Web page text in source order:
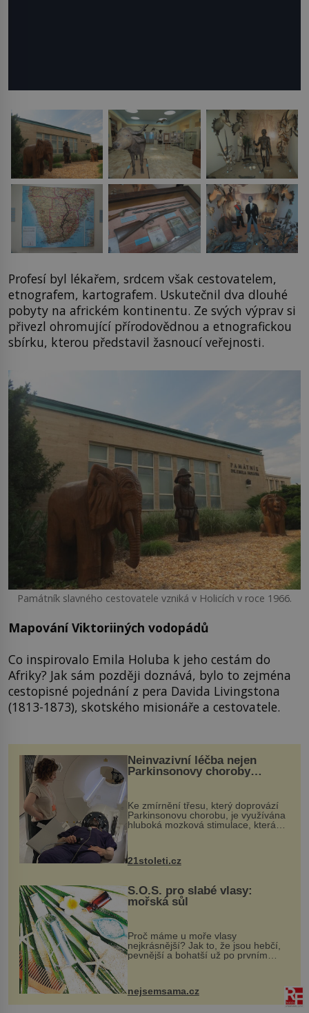
Profesí byl lékařem, srdcem však cestovatelem,
etnografem, kartografem. Uskutečnil dva dlouhé
pobyty na africkém kontinentu. Ze svých výprav si
přivezl ohromující přírodovědnou a etnografickou
sbírku, kterou představil žasnoucí veřejnosti.
Památník slavného cestovatele vzniká v Holicích v roce 1966.
Mapování Viktoriiných vodopádů
Co inspirovalo Emila Holuba k jeho cestám do
Afriky? Jak sám později doznává, bylo to zejména
cestopisné pojednání z pera Davida Livingstona
(1813-1873), skotského misionáře a cestovatele.
Neinvazivní léčba nejen
Parkinsonovy choroby
Ke zmírnění třesu, který doprovází
Parkinsonovu chorobu, je využívána
hluboká mozková stimulace, která
však vyžaduje vysoce invazivní
k dostatečně přesnému zacílení ...
21stoleti.cz
S.O.S. pro slabé vlasy:
mořská sůl
Proč máme u moře vlasy
nejkrásnější? Jak to, že jsou hebčí,
pevnější a bohatší už po prvním
vlasy. ...
nejsemsama.cz